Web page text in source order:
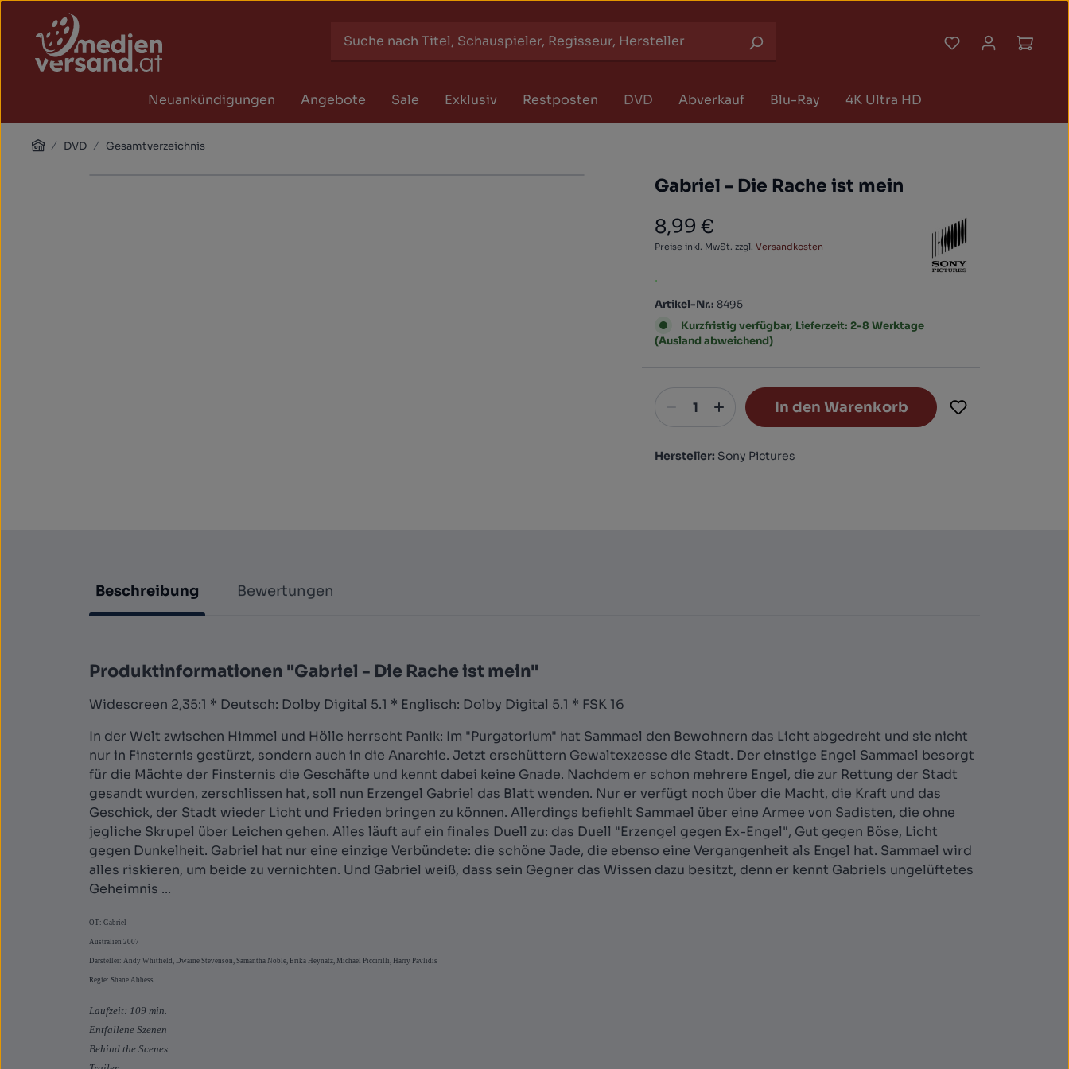
Zum Hauptinhalt springen
Zur Suche springen
Zur Hauptnavigation springen
Du hast 0
Neuankündigungen Angebote Sale Exklusiv Restposten DVD Abverkauf Blu-Ray 4K Ultra HD
HomeDVD Gesamtverzeichnis
Gabriel - Die Rache ist mein
Regulärer Preis:
8,99 €
Preise inkl. MwSt. zzgl.Versandkosten
.
Artikel-Nr.:8495
Kurzfristig verfügbar, Lieferzeit: 2-8 Werktage
(Ausland abweichend)
In den Warenkorb
Hersteller: Sony Pictures
Beschreibung Bewertungen
Produktinformationen "Gabriel - Die Rache ist mein"
Widescreen 2,35:1 * Deutsch: Dolby Digital 5.1 * Englisch: Dolby Digital 5.1 * FSK 16
In der Welt zwischen Himmel und Hölle herrscht Panik: Im "Purgatorium" hat Sammael den Bewohnern das Licht abgedreht und sie nicht
nur in Finsternis gestürzt, sondern auch in die Anarchie. Jetzt erschüttern Gewaltexzesse die Stadt. Der einstige Engel Sammael besorgt
für die Mächte der Finsternis die Geschäfte und kennt dabei keine Gnade. Nachdem er schon mehrere Engel, die zur Rettung der Stadt
gesandt wurden, zerschlissen hat, soll nun Erzengel Gabriel das Blatt wenden. Nur er verfügt noch über die Macht, die Kraft und das
Geschick, der Stadt wieder Licht und Frieden bringen zu können. Allerdings befiehlt Sammael über eine Armee von Sadisten, die ohne
jegliche Skrupel über Leichen gehen. Alles läuft auf ein finales Duell zu: das Duell "Erzengel gegen Ex-Engel", Gut gegen Böse, Licht
gegen Dunkelheit. Gabriel hat nur eine einzige Verbündete: die schöne Jade, die ebenso eine Vergangenheit als Engel hat. Sammael wird
alles riskieren, um beide zu vernichten. Und Gabriel weiß, dass sein Gegner das Wissen dazu besitzt, denn er kennt Gabriels ungelüftetes
Geheimnis ...
OT: Gabriel
Australien 2007
Darsteller: Andy Whitfield, Dwaine Stevenson, Samantha Noble, Erika Heynatz, Michael Piccirilli, Harry Pavlidis
Regie: Shane Abbess
Laufzeit: 109 min.
Entfallene Szenen
Behind the Scenes